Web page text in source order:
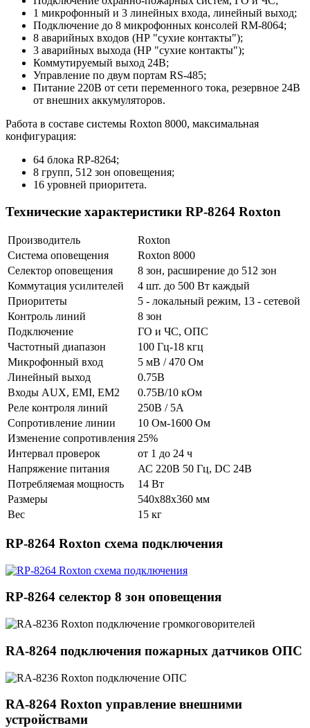
1 микрофонный и 3 линейных входа, линейный выход;
Подключение до 8 микрофонных консолей RM-8064;
8 аварийных входов (НР "сухие контакты");
3 аварийных выхода (НР "сухие контакты");
Коммутируемый выход 24В;
Управление по двум портам RS-485;
Питание 220В от сети переменного тока, резервное 24В
от внешних аккумуляторов.
Работа в составе системы Roxton 8000, максимальная
конфигурация:
64 блока RP-8264;
8 групп, 512 зон оповещения;
16 уровней приоритета.
Технические характеристики RP-8264 Roxton
Производитель
Roxton
Система оповещения
Roxton 8000
Селектор оповещения
8 зон, расширение до 512 зон
Коммутация усилителей
4 шт. до 500 Вт каждый
Приоритеты
5 - локальный режим, 13 - сетевой
Контроль линий
8 зон
Подключение
ГО и ЧС, ОПС
Частотный диапазон
100 Гц-18 кгц
Микрофонный вход
5 мВ / 470 Ом
Линейный выход
0.75В
Входы AUX, EMI, EM2
0.75В/10 кОм
Реле контроля линий
250В / 5А
Сопротивление линии
10 Ом-1600 Ом
Изменение сопротивления 25%
Интервал проверок
от 1 до 24 ч
Напряжение питания
АС 220В 50 Гц, DC 24В
Потребляемая мощность
14 Вт
Размеры
540х88х360 мм
Вес
15 кг
RP-8264 Roxton схема подключения
RP-8264 селектор 8 зон оповещения
RA-8264 подключения пожарных датчиков ОПС
RA-8264 Roxton управление внешними
устройствами